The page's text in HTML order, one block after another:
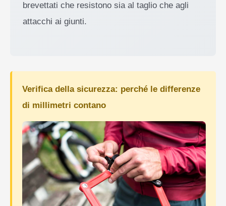
brevettati che resistono sia al taglio che agli
attacchi ai giunti.
Verifica della sicurezza: perché le differenze
di millimetri contano